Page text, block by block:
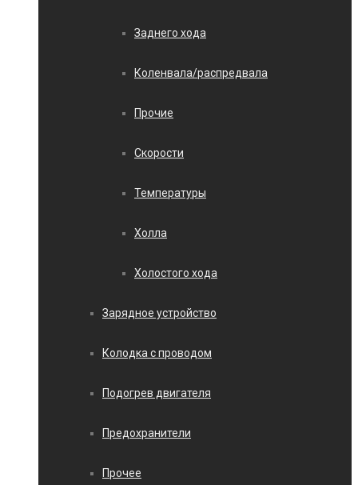
Заднего хода
Коленвала/распредвала
Прочие
Скорости
Температуры
Холла
Холостого хода
Зарядное устройство
Колодка с проводом
Подогрев двигателя
Предохранители
Прочее